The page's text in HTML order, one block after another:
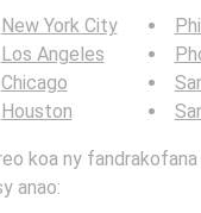
New York City
Los Angeles
Chicago
Houston
koa ny
anao: